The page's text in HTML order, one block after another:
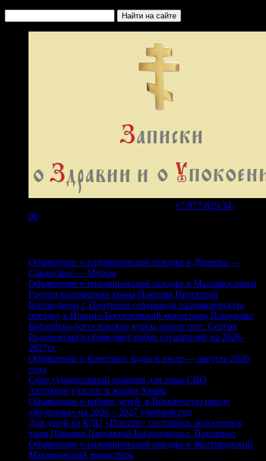
+7-977-829-34-
00
Объявление о паломнической поездке в Дивеево —
Санаксары — Муром
Объявление о паломнической поездке в Малоярославец
Группа паломников храма Покрова Пресвятой
Богородицы г. Протвино совершила паломническую
поездку в Иоанно-Богословский монастырь Пощупово
Библейско-богословские курсы имени прп. Сергия
Радонежского объявляют набор слушателей на 2026-
2027гг.
Объявление о Крестных ходах в июле — августе 2026
года
Сбор гуманитарной помощи для зоны СВО
Активное участие в жизни Храма
Объявление о наборе детей в Воскресную школу
«Купелька» на 2026 – 2027 учебный год
Для детей из КДЦ «Протон» состоялась экскурсия в
храм Покрова Пресвятой Богородицы г. Протвино
Объявление о паломнической поездке в Желтоводский
Макарьевский монастырь